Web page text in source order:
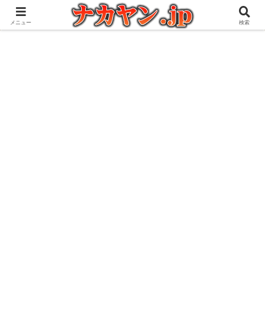
アウトドアとガジェット好きな管理人の愉快な日々を綴るブログ
メニュー 検索